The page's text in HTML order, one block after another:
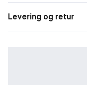
Levering og retur